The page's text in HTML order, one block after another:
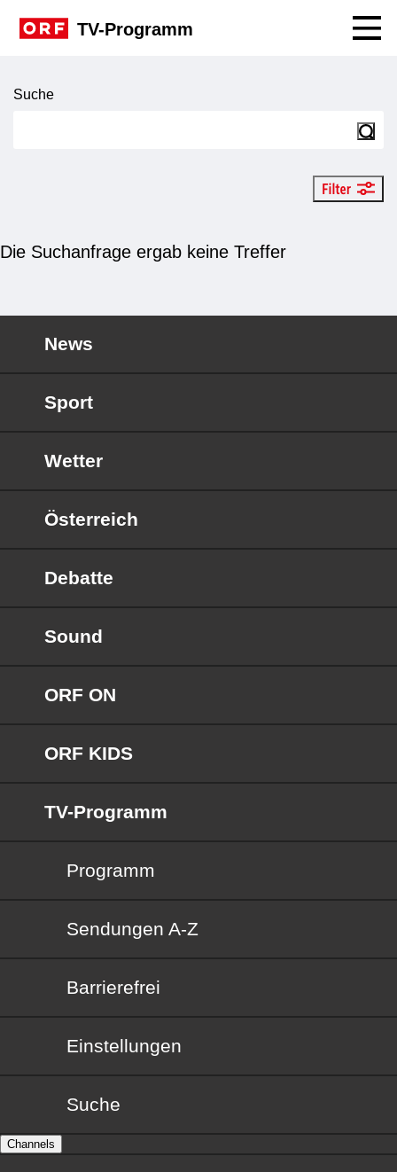
TV-Programm
Suche
Suche
Filter
Die Suchanfrage ergab keine Treffer
News
Sport
Wetter
Österreich
Debatte
Sound
ORF ON
ORF KIDS
TV-Programm
Programm
Sendungen von A bis Z
Sendungen A-Z
Barrierefrei
Barrierefrei
Einstellungen
Suche
Channels